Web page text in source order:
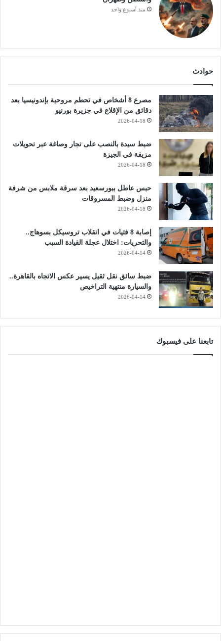
منذ أسبوع واحد
حوادث
مصرع 8 أشخاص في تحطم مروحية بإندونيسيا بعد
دقائق من الإقلاع في جزيرة بورنيو
2026-04-18
ضبط سيدة بالنصب على تجار وصاغة عبر تحويلات
مزيفة في الجيزة
2026-04-18
حبس عاطل ببورسعيد بعد سرقة ملابس من شرفة
منزل وضبط المسروقات
2026-04-18
إصابة 8 فتيات في انقلاب تروسيكل بسوهاج..
والتحريات: اختلال عجلة القيادة السبب
2026-04-14
ضبط سائق نقل ثقيل يسير عكس الاتجاه بالقاهرة..
والسيارة منتهية التراخيص
2026-04-14
تابعنا على فيسبوك